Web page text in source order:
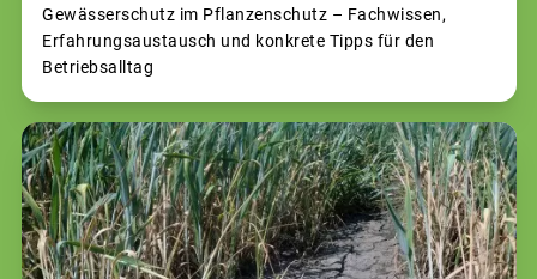
Gewässerschutz im Pflanzenschutz – Fachwissen,
Erfahrungsaustausch und konkrete Tipps für den
Betriebsalltag